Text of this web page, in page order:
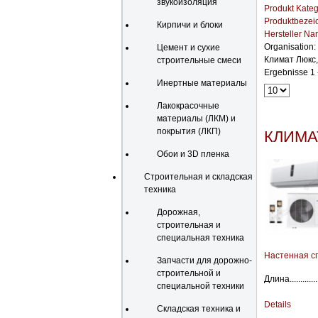
звукоизоляция
Кирпичи и блоки
Цемент и сухие
строительные смеси
Инертные материалы
Лакокрасочные
материалы (ЛКМ) и
покрытия (ЛКП)
Обои и 3D пленка
Строительная и складская
техника
Дорожная,
строительная и
специальная техника
Запчасти для дорожно-
строительной и
специальной техники
Складская техника и
Produkt
Hersteller
Organisation:
Климат
Ergebnisse 1
Настенная
Details